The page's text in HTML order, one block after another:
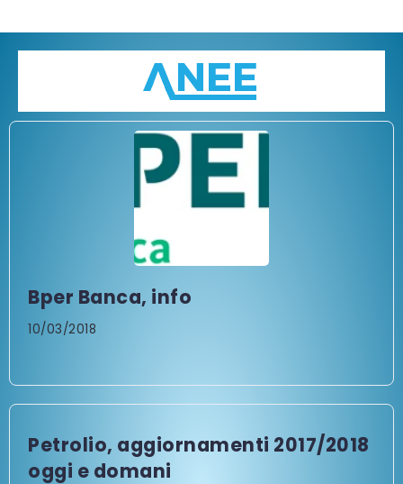
Bper Banca, info
10/03/2018
Petrolio, aggiornamenti 2017/2018
oggi e domani